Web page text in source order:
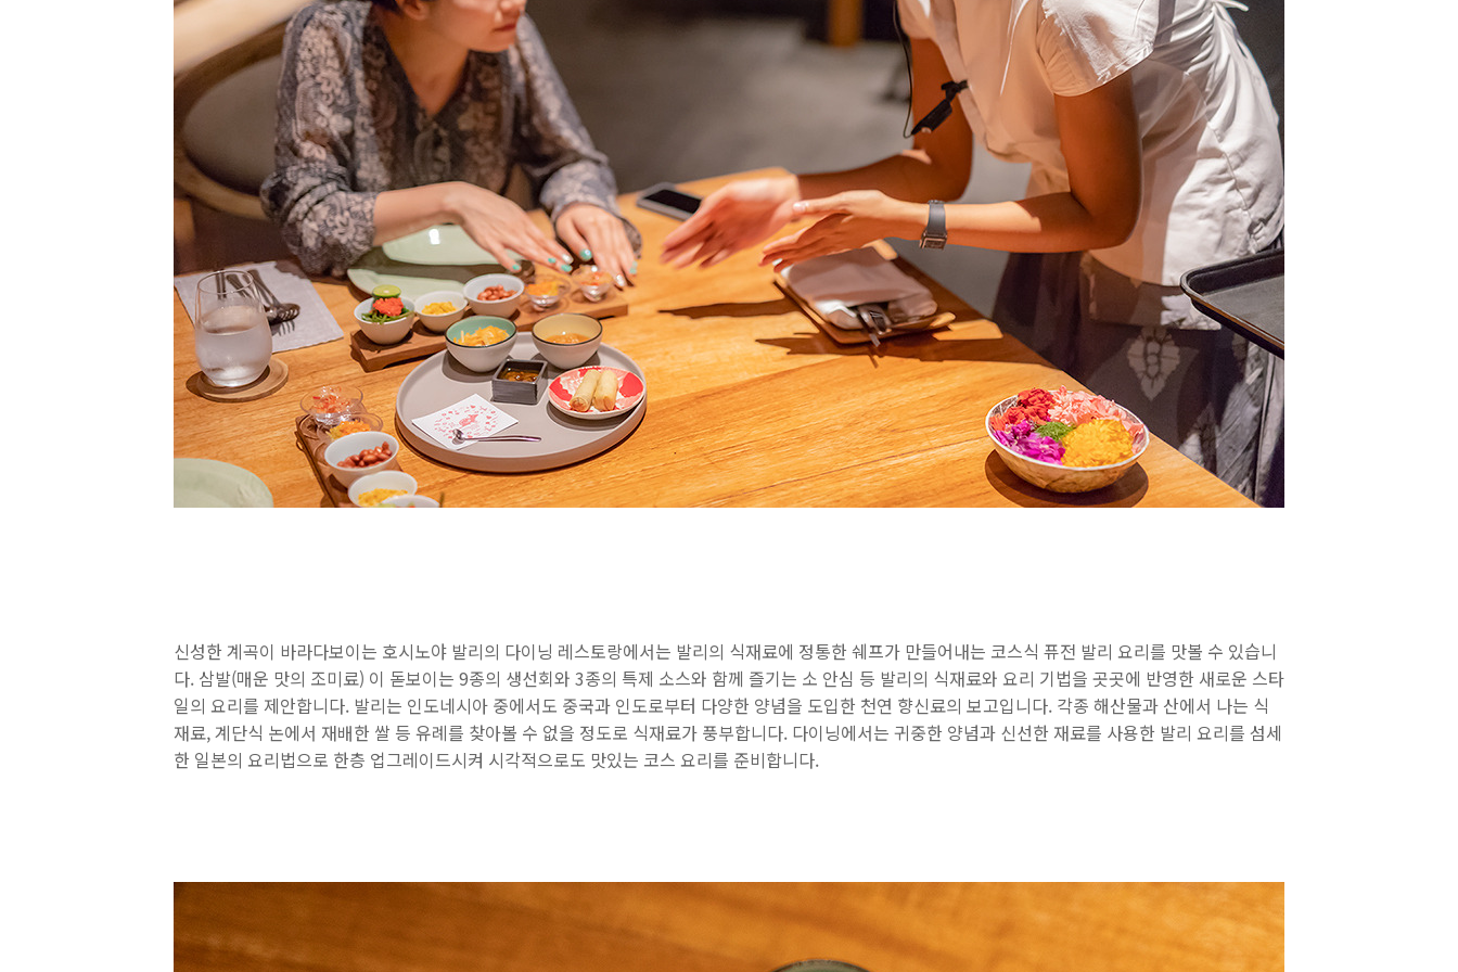
신성한 계곡이 바라다보이는 호시노야 발리의 다이닝 레스토랑에서는 발리의 식재료에 정통한 쉐프가 만들어내는 코스식 퓨전 발리 요리를 맛볼 수 있습니
다. 삼발(매운 맛의 조미료) 이 돋보이는 9종의 생선회와 3종의 특제 소스와 함께 즐기는 소 안심 등 발리의 식재료와 요리 기법을 곳곳에 반영한 새로운 스타
일의 요리를 제안합니다. 발리는 인도네시아 중에서도 중국과 인도로부터 다양한 양념을 도입한 천연 향신료의 보고입니다. 각종 해산물과 산에서 나는 식
재료, 계단식 논에서 재배한 쌀 등 유례를 찾아볼 수 없을 정도로 식재료가 풍부합니다. 다이닝에서는 귀중한 양념과 신선한 재료를 사용한 발리 요리를 섬세
한 일본의 요리법으로 한층 업그레이드시켜 시각적으로도 맛있는 코스 요리를 준비합니다.